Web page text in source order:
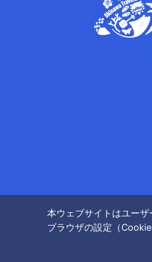
本ウェブサイトはユー
ブラウザの設定（